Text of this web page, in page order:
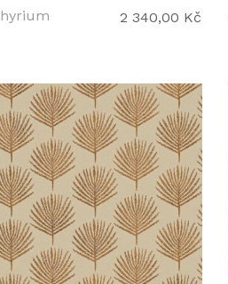
2 340,00 Kč